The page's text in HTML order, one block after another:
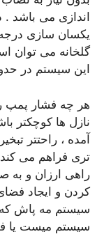
اندازی می باشد
یکسان سازی
گلخانه می توان
این سیستم در حدود 12 درجه
هر چه فشار پمپ
نازل ها کوچکتر
آمده ، راحتتر
تری فراهم می
راهی ارزان و به
کردن و ایجاد
سیستم مه پاش که
سیستم میست یا